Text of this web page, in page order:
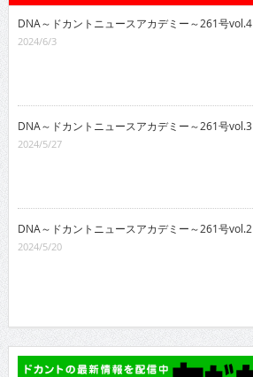
DNA～ドカントニュースアカデミー～261号vol.4
2024/6/3
DNA～ドカントニュースアカデミー～261号vol.3
2024/5/27
DNA～ドカントニュースアカデミー～261号vol.2
2024/5/20